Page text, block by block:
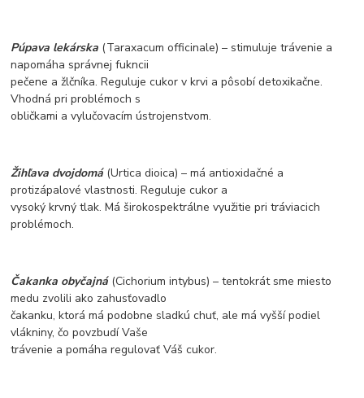
Púpava lekárska (Taraxacum officinale) – stimuluje trávenie a
napomáha správnej fukncii
pečene a žlčníka. Reguluje cukor v krvi a pôsobí detoxikačne.
Vhodná pri problémoch s
obličkami a vylučovacím ústrojenstvom.
Žihľava dvojdomá(Urtica dioica) – má antioxidačné a
protizápalové vlastnosti. Reguluje cukor a
vysoký krvný tlak. Má širokospektrálne využitie pri tráviacich
problémoch.
Čakanka obyčajná(Cichorium intybus) – tentokrát sme miesto
medu zvolili ako zahusťovadlo
čakanku, ktorá má podobne sladkú chuť, ale má vyšší podiel
vlákniny, čo povzbudí Vaše
trávenie a pomáha regulovať Váš cukor.